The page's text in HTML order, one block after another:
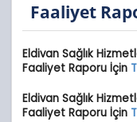
Faaliyet
Eldivan Sağlık
Faaliyet Raporu İçin
Eldivan Sağlık
Faaliyet Raporu İçin